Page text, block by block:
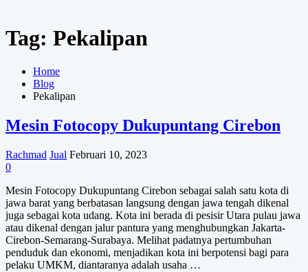
Tag: Pekalipan
Home
Blog
Pekalipan
Mesin Fotocopy Dukupuntang Cirebon
Rachmad Jual Februari 10, 2023
0
Mesin Fotocopy Dukupuntang Cirebon sebagai salah satu kota di
jawa barat yang berbatasan langsung dengan jawa tengah dikenal
juga sebagai kota udang. Kota ini berada di pesisir Utara pulau jawa
atau dikenal dengan jalur pantura yang menghubungkan Jakarta-
Cirebon-Semarang-Surabaya. Melihat padatnya pertumbuhan
penduduk dan ekonomi, menjadikan kota ini berpotensi bagi para
pelaku UMKM, diantaranya adalah usaha …